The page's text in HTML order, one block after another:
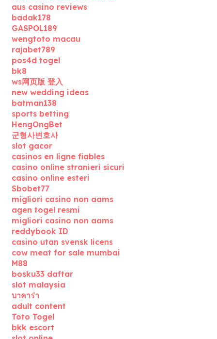
aus casino reviews
badak178
GASPOL189
wengtoto macau
rajabet789
pos4d togel
bk8
ws网页版 登入
new wedding ideas
batman138
sports betting
HengOngBet
군형사변호사
slot gacor
casinos en ligne fiables
casino online stranieri sicuri
casino online esteri
Sbobet77
migliori casino non aams
agen togel resmi
migliori casino non aams
reddybook ID
casino utan svensk licens
cow meat for sale mumbai
M88
bosku33 daftar
slot malaysia
บาคาร่า
adult content
Toto Togel
bkk escort